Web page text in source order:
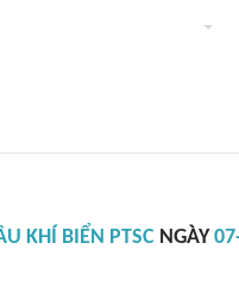
KHÍ BIỂN PTSC NGÀY